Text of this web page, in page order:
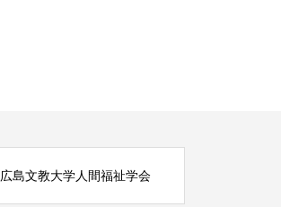
広島文教大学人間福祉学会